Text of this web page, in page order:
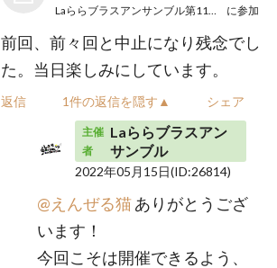
に参加
前回、前々回と中止になり残念でし
た。当日楽しみにしています。
返信 1件の返信を隠す▲ シェア
主催
者
Laららブラスアン
サンブル
2022年05月15日(ID:26814)
@えんぜる猫ありがとうござ
います！
今回こそは開催できるよう、